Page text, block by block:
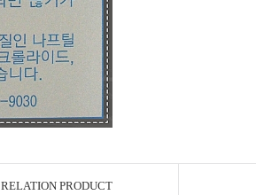
RELATION PRODUCT